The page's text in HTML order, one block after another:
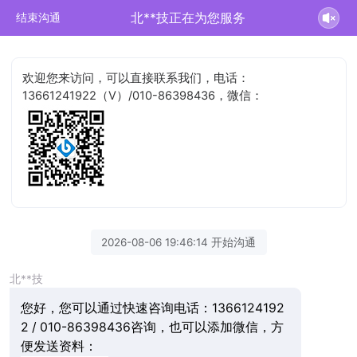
结束沟通 北**技正在为您服务
欢迎您来访问，可以直接联系我们，电话：
13661241922（V）/010-86398436，微信：
2026-08-06 19:46:14 开始沟通
北**技
您好，您可以通过快速咨询电话：1366124192
2 / 010-86398436咨询，也可以添加微信，方
便发送资料：